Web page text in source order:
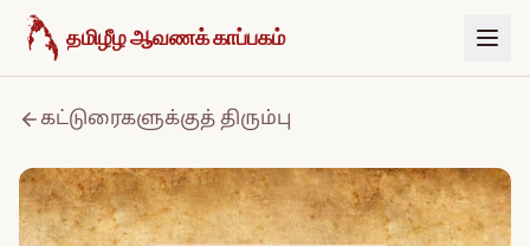
உள்ளடக்கத்திற்குச் செல்க
தமிழீழ ஆவணக் காப்பகம்
கட்டுரைகளுக்குத் திரும்பு